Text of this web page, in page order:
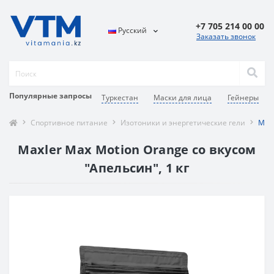
Популярные запросы Туркестан Маски для лица Гейнеры
Русский +7 705 214 00 00
Заказать звонок
Спортивное питание Изотоники и энергетические гели
Maxler Max Motion Orange со вкусом
"Апельсин", 1 кг